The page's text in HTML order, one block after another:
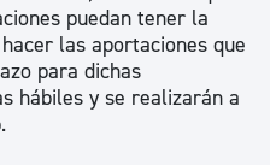
puedan tener la
las aportaciones que
para dichas
hábiles y se realizarán a